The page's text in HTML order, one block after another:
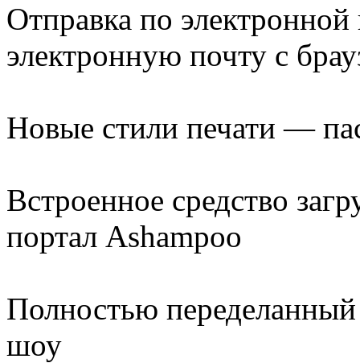
Отправка по
электронную почту с
Новые стили печати —
Встроенное средство
портал Ashampoo
Полностью переделанный
шоу